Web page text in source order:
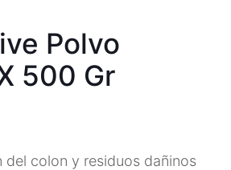
Polvo
500 Gr
del colon y residuos dañinos